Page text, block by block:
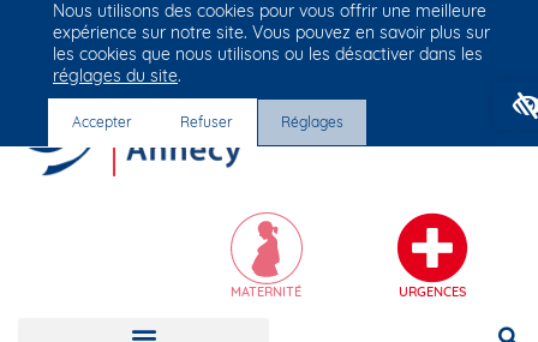
Groupe Vivalto Santé
Entre nous, la vie
MATERNITÉ URGENCES
Nous utilisons des cookies pour vous offrir une meilleure
expérience sur notre site. Vous pouvez en savoir plus sur
les cookies que nous utilisons ou les désactiver dans les
réglages du site.
Accepter Refuser Réglages